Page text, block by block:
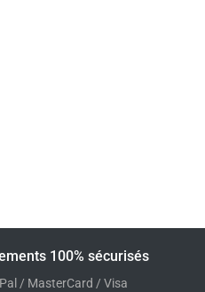
100% sécurisés
/ MasterCard / Visa